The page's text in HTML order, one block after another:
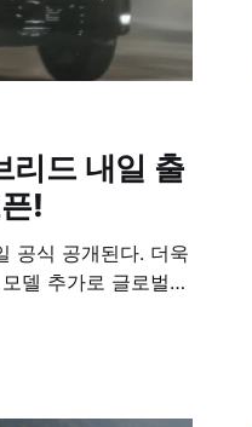
리드 내일 출
!
공식 공개된다. 더욱
델 추가로 글로벌